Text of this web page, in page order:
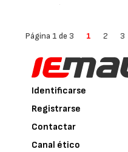
- España
Página 1 de 3 1 2 3
Identificarse
Registrarse
Contactar
Canal ético